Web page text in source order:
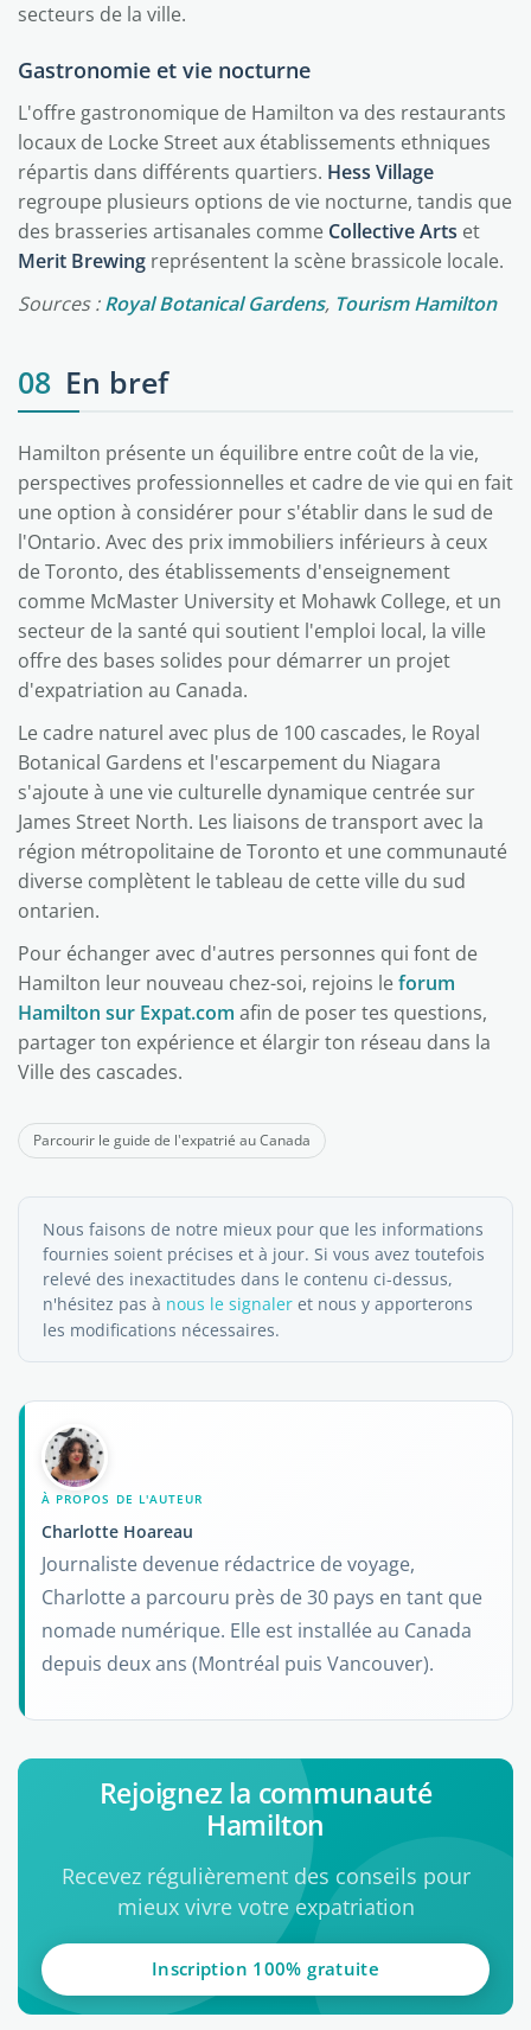
secteurs de la ville.
Gastronomie et vie nocturne
L'offre gastronomique de Hamilton va des restaurants
locaux de Locke Street aux établissements ethniques
répartis dans différents quartiers. Hess Village
regroupe plusieurs options de vie nocturne, tandis que
des brasseries artisanales comme Collective Arts et
Merit Brewing représentent la scène brassicole locale.
Sources :Royal Botanical Gardens, Tourism Hamilton
08 En bref
Hamilton présente un équilibre entre coût de la vie,
perspectives professionnelles et cadre de vie qui en fait
une option à considérer pour s'établir dans le sud de
l'Ontario. Avec des prix immobiliers inférieurs à ceux
de Toronto, des établissements d'enseignement
comme McMaster University et Mohawk College, et un
secteur de la santé qui soutient l'emploi local, la ville
offre des bases solides pour démarrer un projet
d'expatriation au Canada.
Le cadre naturel avec plus de 100 cascades, le Royal
Botanical Gardens et l'escarpement du Niagara
s'ajoute à une vie culturelle dynamique centrée sur
James Street North. Les liaisons de transport avec la
région métropolitaine de Toronto et une communauté
diverse complètent le tableau de cette ville du sud
ontarien.
Pour échanger avec d'autres personnes qui font de
Hamilton leur nouveau chez-soi, rejoins leforum
Hamilton sur Expat.com afin de poser tes questions,
partager ton expérience et élargir ton réseau dans la
Ville des cascades.
Parcourir le guide de l'expatrié au Canada
Nous faisons de notre mieux pour que les informations
fournies soient précises et à jour. Si vous avez toutefois
relevé des inexactitudes dans le contenu ci-dessus,
n'hésitez pas à nous le signaler et nous y apporterons
les modifications nécessaires.
À PROPOS DE L'AUTEUR
Charlotte Hoareau
Journaliste devenue rédactrice de voyage,
Charlotte a parcouru près de 30 pays en tant que
nomade numérique. Elle est installée au Canada
depuis deux ans (Montréal puis Vancouver).
Rejoignez la communauté
Hamilton
Recevez régulièrement des conseils pour
mieux vivre votre expatriation
Inscription 100% gratuite